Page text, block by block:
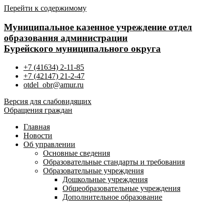
Перейти к содержимому
Муниципальное казенное учреждение отдел
образования администрации
Бурейского муниципального округа
+7 (41634) 2-11-85
+7 (42147) 21-2-47
otdel_obr@amur.ru
Версия для слабовидящих
Обращения граждан
Главная
Новости
Об управлении
Основные сведения
Образовательные стандарты и требования
Образовательные учреждения
Дошкольные учреждения
Общеобразовательные учреждения
Дополнительное образование